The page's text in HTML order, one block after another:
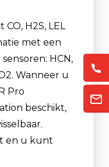
H2S, LEL
met een
HCN,
Wanneer u
Pro
beschikt,
en u kunt